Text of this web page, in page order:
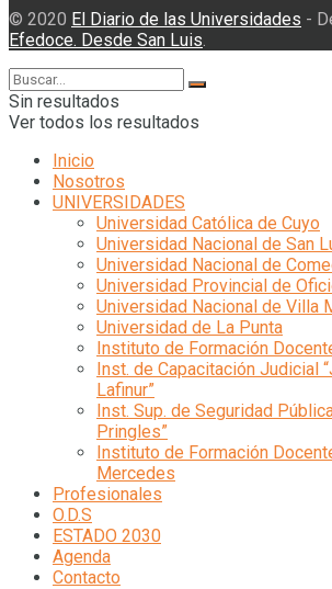
© 2020 El Diario de las Universidades -
Efedoce. Desde San Luis
Sin resultados
Ver todos los resultados
Inicio
Nosotros
UNIVERSIDADES
Universidad Católica de Cuyo
Universidad Nacional de San
Universidad Nacional de
Universidad Provincial de
Universidad Nacional de Villa
Universidad de La Punta
Instituto de Formación
Inst. de Capacitación Judicial
Lafinur”
Inst. Sup. de Seguridad
Pringles”
Instituto de Formación
Mercedes
Profesionales
O.D.S
ESTADO 2030
Agenda
Contacto